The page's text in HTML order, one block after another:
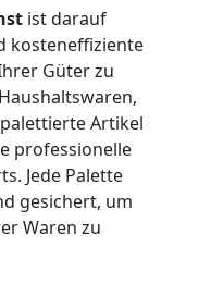
ist darauf
kosteneffiziente
Güter zu
Artikel
professionelle
Jede Palette
gesichert, um
Waren zu